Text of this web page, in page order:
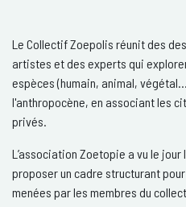
Le Collectif Zoepolis réunit des
artistes et des experts qui
espèces (humain, animal,
l'anthropocène, en associant les
privés.
L’association Zoetopie a vu le
proposer un cadre structurant
menées par les membres du